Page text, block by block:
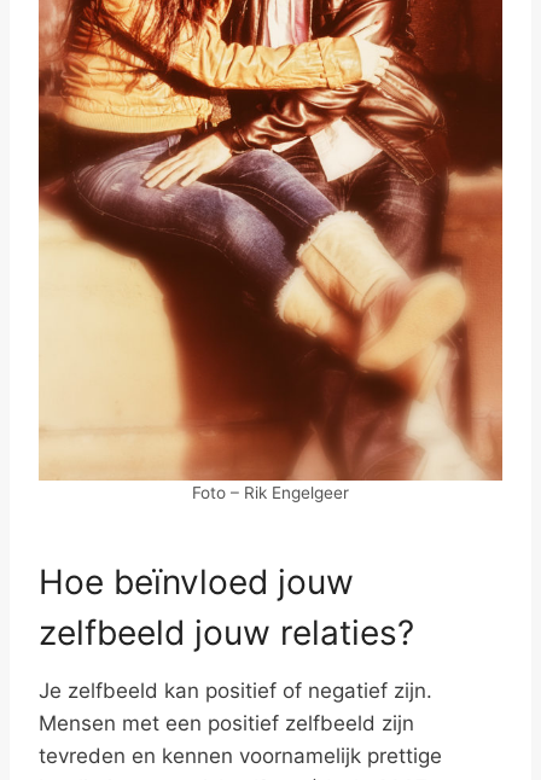
Foto – Rik Engelgeer
Hoe beïnvloed jouw
zelfbeeld jouw relaties?
Je zelfbeeld kan positief of negatief zijn.
Mensen met een positief zelfbeeld zijn
tevreden en kennen voornamelijk prettige